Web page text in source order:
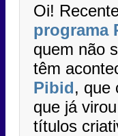
Oi!
programa
quem não
têm
Pibid, que
que já
títulos